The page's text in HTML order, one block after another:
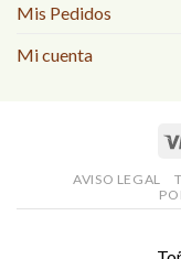
Mis Pedidos
Mi cuenta
AVISO LEGAL